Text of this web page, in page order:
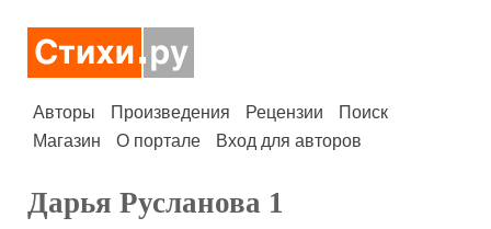
Авторы Произведения Рецензии
Поиск
Магазин
О портале Вход для авторов
Дарья Русланова 1